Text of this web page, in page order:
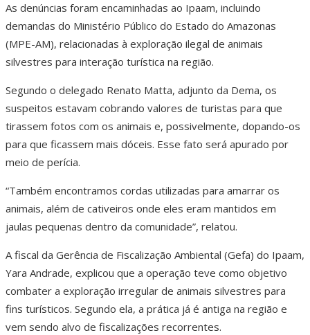
As denúncias foram encaminhadas ao Ipaam, incluindo
demandas do Ministério Público do Estado do Amazonas
(MPE-AM), relacionadas à exploração ilegal de animais
silvestres para interação turística na região.
Segundo o delegado Renato Matta, adjunto da Dema, os
suspeitos estavam cobrando valores de turistas para que
tirassem fotos com os animais e, possivelmente, dopando-os
para que ficassem mais dóceis. Esse fato será apurado por
meio de perícia.
“Também encontramos cordas utilizadas para amarrar os
animais, além de cativeiros onde eles eram mantidos em
jaulas pequenas dentro da comunidade”, relatou.
A fiscal da Gerência de Fiscalização Ambiental (Gefa) do Ipaam,
Yara Andrade, explicou que a operação teve como objetivo
combater a exploração irregular de animais silvestres para
fins turísticos. Segundo ela, a prática já é antiga na região e
vem sendo alvo de fiscalizações recorrentes.